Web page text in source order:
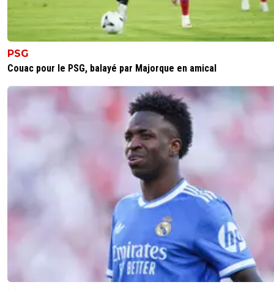
PSG
Couac pour le PSG, balayé par Majorque en amical